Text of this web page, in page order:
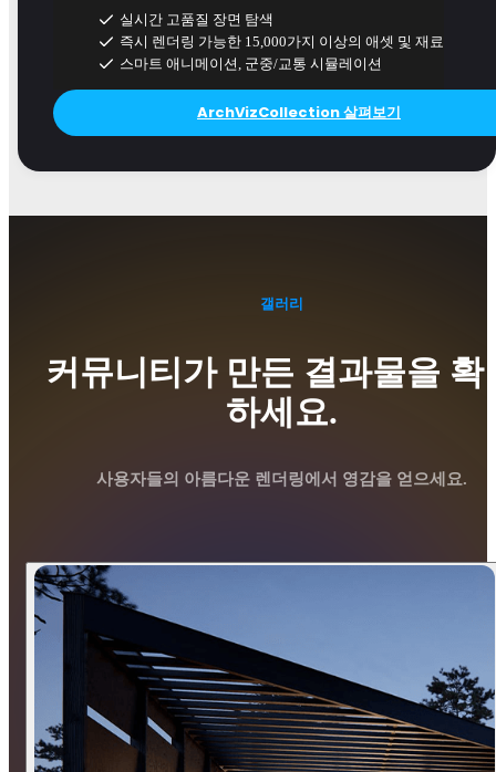
실시간 고품질 장면 탐색
즉시 렌더링 가능한 15,000가지 이상의 애셋 및 재료
스마트 애니메이션, 군중/교통 시뮬레이션
ArchVizCollection 살펴보기
커뮤니티가 만든 결과물을 확
하세요.
갤러리
사용자들의 아름다운 렌더링에서 영감을 얻으세요.